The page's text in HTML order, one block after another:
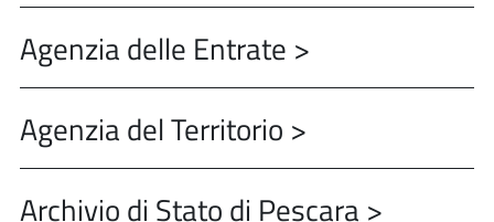
Agenzia delle Entrate >
Agenzia del Territorio >
Archivio di Stato di Pescara >